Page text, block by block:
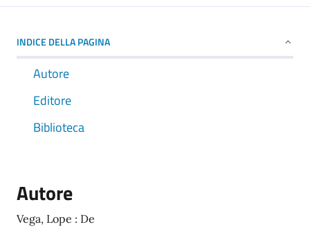
INDICE DELLA PAGINA
Autore
Editore
Biblioteca
Autore
Vega, Lope : De